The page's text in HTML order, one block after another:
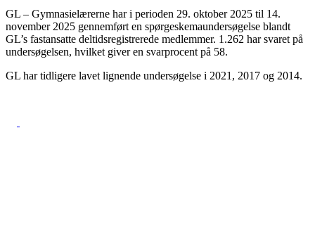
GL – Gymnasielærerne har i perioden 29. oktober 2025 til 14.
november 2025 gennemført en spørgeskemaundersøgelse blandt
GL’s fastansatte deltidsregistrerede medlemmer. 1.262 har svaret på
undersøgelsen, hvilket giver en svarprocent på 58.
GL har tidligere lavet lignende undersøgelse i 2021, 2017 og 2014.